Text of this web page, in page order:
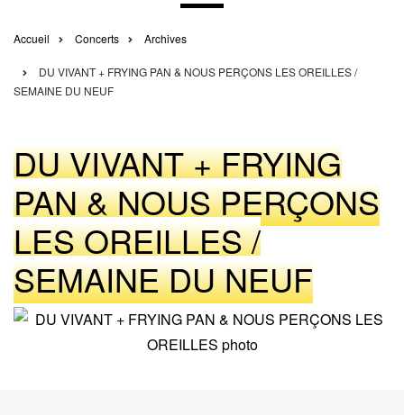
Fil
d'Ariane
Accueil Concerts Archives
DU VIVANT + FRYING PAN & NOUS PERÇONS LES OREILLES /
SEMAINE DU NEUF
DU VIVANT + FRYING
PAN & NOUS PERÇONS
LES OREILLES /
SEMAINE DU NEUF